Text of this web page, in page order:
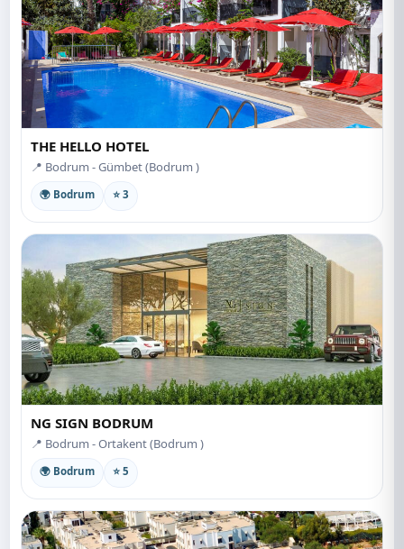
THE HELLO HOTEL
📍 Bodrum - Gümbet (Bodrum )
🌍 Bodrum ⭐ 3
NG SIGN BODRUM
📍 Bodrum - Ortakent (Bodrum )
🌍 Bodrum ⭐ 5